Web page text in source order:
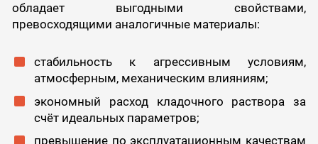
обладает выгодными свойствами,
превосходящими аналогичные материалы:
стабильность к агрессивным условиям,
атмосферным, механическим влияниям;
экономный расход кладочного раствора за
счёт идеальных параметров;
превышение по эксплуатационным качествам